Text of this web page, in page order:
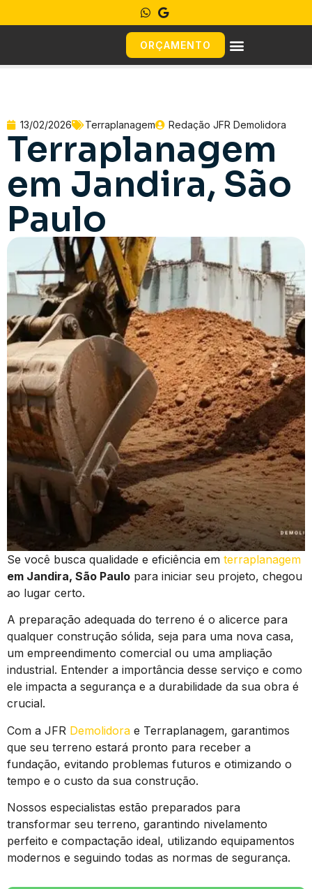
ORÇAMENTO
13/02/2026 Terraplanagem Redação JFR Demolidora
Terraplanagem
em Jandira, São
Paulo
Se você busca qualidade e eficiência em terraplanagem
em Jandira, São Paulo para iniciar seu projeto, chegou
ao lugar certo.
A preparação adequada do terreno é o alicerce para
qualquer construção sólida, seja para uma nova casa,
um empreendimento comercial ou uma ampliação
industrial. Entender a importância desse serviço e como
ele impacta a segurança e a durabilidade da sua obra é
crucial.
Com a JFR Demolidora e Terraplanagem, garantimos
que seu terreno estará pronto para receber a
fundação, evitando problemas futuros e otimizando o
tempo e o custo da sua construção.
Nossos especialistas estão preparados para
transformar seu terreno, garantindo nivelamento
perfeito e compactação ideal, utilizando equipamentos
modernos e seguindo todas as normas de segurança.